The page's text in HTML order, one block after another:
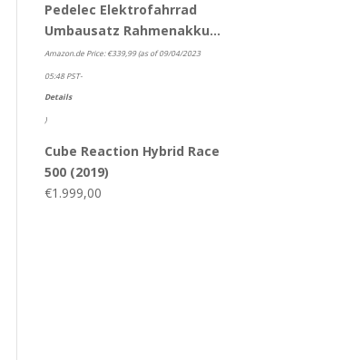
Pedelec Elektrofahrrad
Umbausatz Rahmenakku…
Amazon.de Price:€339,99(as of 09/04/2023
05:48 PST-
Details
)
Cube Reaction Hybrid Race
500 (2019)
€1.999,00